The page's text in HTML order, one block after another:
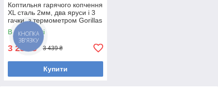
Коптильня гарячого копчення
XL сталь 2мм, два яруси і 3
гачки, з термометром Gorillas
BBQ KPT2
В наявності
3 238 ₴ 3 439 ₴
Купити